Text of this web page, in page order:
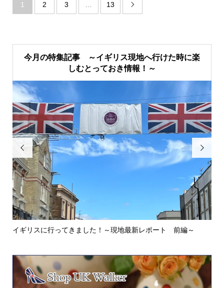
1 2 3 … 13 
今月の特集記事 ～イギリス現地へ行けた時に楽
しむとっておき情報！～

イギリスに行ってきました！～現地最新レポート 前編～
